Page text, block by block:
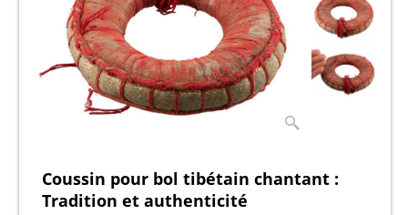
Coussin pour bol tibétain chantant :
Tradition et authenticité